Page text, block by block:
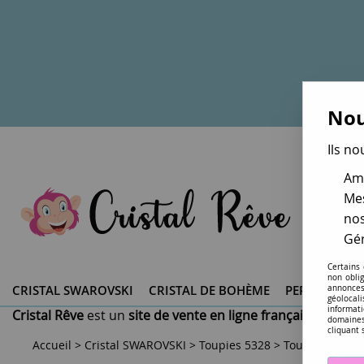
CRISTAL SWAROVSKI ® CRISTAL DE BOHÈME PERLES DU
Cristal Rêve est un site de vente en ligne français
Accueil > Cristal SWAROVSKI > Toupies 5328 > Toupie 5328
Ils
Certains
non
cliquant